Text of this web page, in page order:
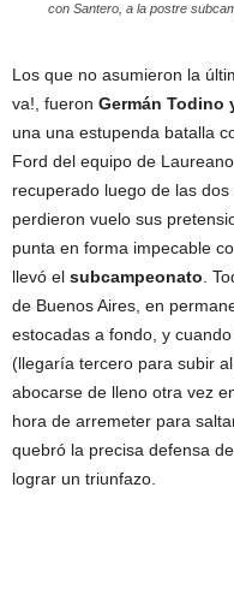
con Santero, a la postre
Los que no asumieron la
va!, fueron Germán Todino
una una estupenda batalla
Ford del equipo de
recuperado luego de las
perdieron vuelo sus
punta en forma impecable
llevó el subcampeonato .
de Buenos Aires, en
estocadas a fondo, y cuando
(llegaría tercero para subir
abocarse de lleno otra vez
hora de arremeter para
quebró la precisa defensa
lograr un triunfazo.